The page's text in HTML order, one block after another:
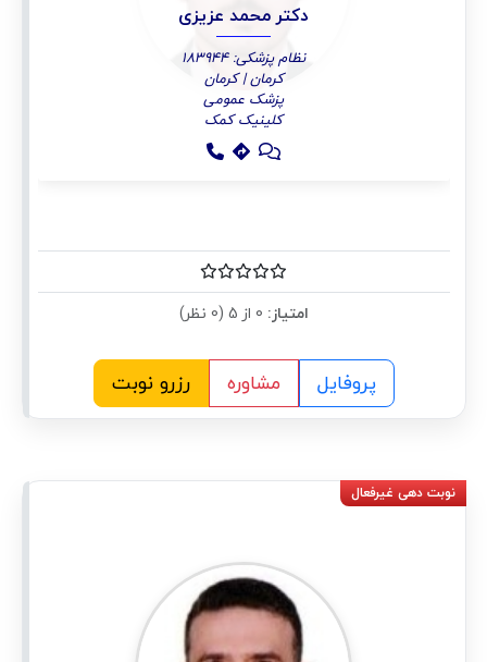
دکتر محمد عزیزی
نظام پزشکی: 183944
کرمان | کرمان
پزشک عمومی
کلینیک کمک
امتیاز:
پروفایل مشاوره رزرو نوبت